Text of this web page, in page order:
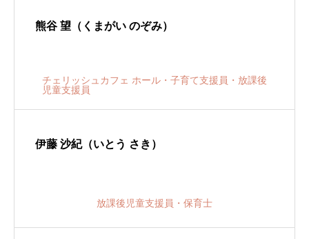
熊谷 望（くまがい のぞみ）
チェリッシュカフェ ホール・子育て支援員・放課後
児童支援員
伊藤 沙紀（いとう さき）
放課後児童支援員・保育士